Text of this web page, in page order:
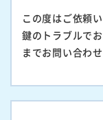
この度はご依頼
鍵のトラブルで
までお問い合わせ